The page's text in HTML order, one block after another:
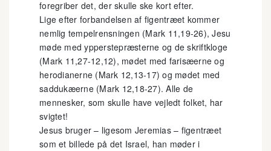
foregriber det, der skulle ske kort efter.
Lige efter forbandelsen af figentræet kommer
nemlig tempelrensningen (Mark 11,19-26), Jesu
møde med ypperstepræsterne og de skriftkloge
(Mark 11,27-12,12), mødet med farisæerne og
herodianerne (Mark 12,13-17) og mødet med
saddukæerne (Mark 12,18-27). Alle de
mennesker, som skulle have vejledt folket, har
svigtet!
Jesus bruger – ligesom Jeremias – figentræet
som et billede på det Israel, han møder i